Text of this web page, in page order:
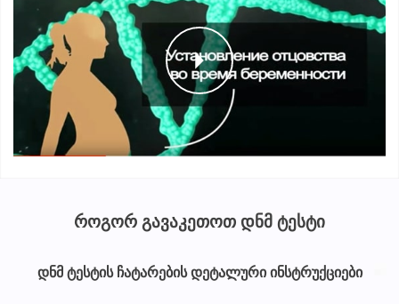
ᲠᲝᲒᲝᲠ ᲒᲐᲕᲐᲙᲔᲗᲝᲗ ᲓᲜᲛ ᲢᲔᲡᲢᲘ
დნმ ტესტის ჩატარების დეტალური ინსტრუქციები